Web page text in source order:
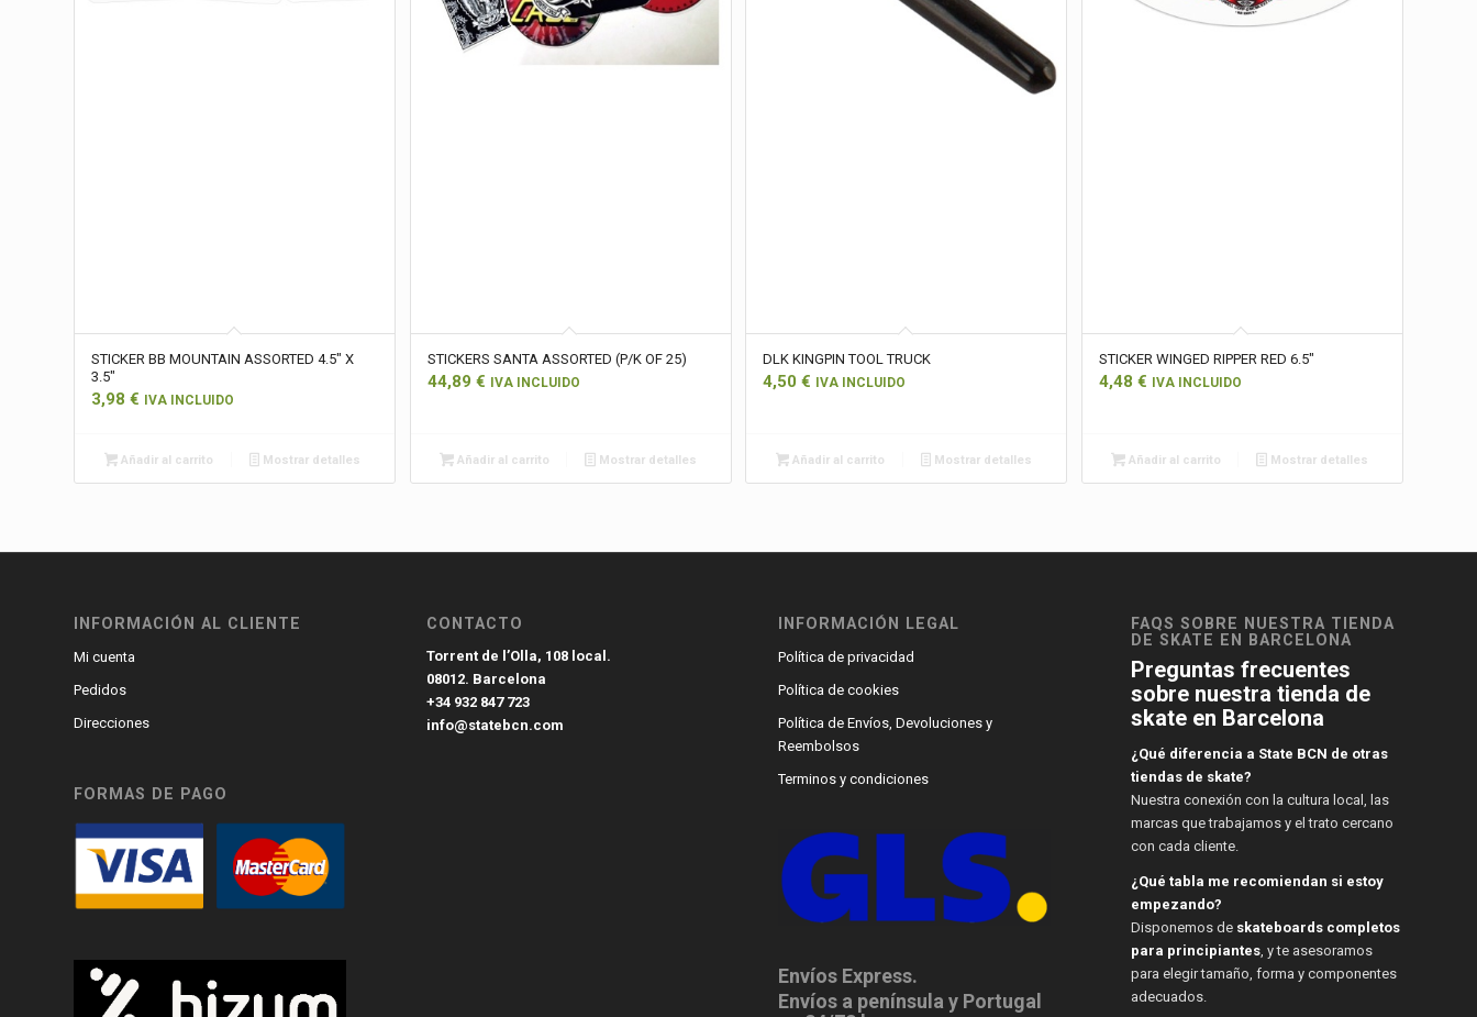
STICKER BB MOUNTAIN ASSORTED 4.5″ X
3.5″
3,98 € IVA INCLUIDO
Añadir al carrito Mostrar detalles
STICKERS SANTA ASSORTED (P/K OF 25)
44,89 € IVA INCLUIDO
Añadir al carrito Mostrar detalles
DLK KINGPIN TOOL TRUCK
4,50€ IVA INCLUIDO
Añadir al carrito Mostrar detalles
STICKER WINGED RIPPER RED 6.5″
4,48 € IVA INCLUIDO
Añadir al carrito Mostrar detalles
INFORMACIÓN AL CLIENTE
Mi cuenta
Pedidos
Direcciones
FORMAS DE PAGO
CONTACTO
Torrent de l’Olla, 108 local.
08012. Barcelona
+34 932 847 723
info@statebcn.com
INFORMACIÓN LEGAL
Política de privacidad
Política de cookies
Política de Envíos, Devoluciones y
Reembolsos
Terminos y condiciones
Envíos Express.
Envíos a península y Portugal
FAQS SOBRE NUESTRA TIENDA
DE SKATE EN BARCELONA
Preguntas frecuentes
sobre nuestra tienda de
skate en Barcelona
¿Qué diferencia a State BCN de otras
tiendas de skate?
Nuestra conexión con la cultura local, las
marcas que trabajamos y el trato cercano
con cada cliente.
¿Qué tabla me recomiendan si estoy
empezando?
Disponemos de skateboards completos
para principiantes, y te asesoramos
para elegir tamaño, forma y componentes
adecuados.